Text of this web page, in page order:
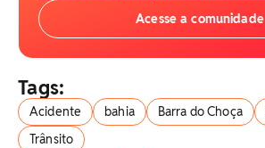
Acesse a comunidade
Tags:
Acidente bahia Barra do Choça
Trânsito